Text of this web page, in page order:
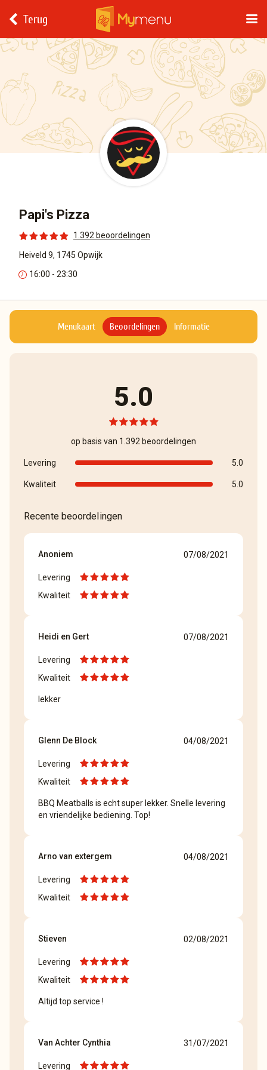
Terug
Papi's Pizza
1.392 beoordelingen
Heiveld 9, 1745 Opwijk
16:00 - 23:30
Menukaart Beoordelingen Informatie
5.0
op basis van 1.392 beoordelingen
Levering 5.0
Kwaliteit 5.0
Recente beoordelingen
Anoniem 07/08/2021
Levering
Kwaliteit
Heidi en Gert 07/08/2021
Levering
Kwaliteit
lekker
Glenn De Block 04/08/2021
Levering
Kwaliteit
BBQ Meatballs is echt super lekker. Snelle levering
en vriendelijke bediening. Top!
Arno van extergem 04/08/2021
Levering
Kwaliteit
Stieven 02/08/2021
Levering
Kwaliteit
Altijd top service !
Van Achter Cynthia 31/07/2021
Levering